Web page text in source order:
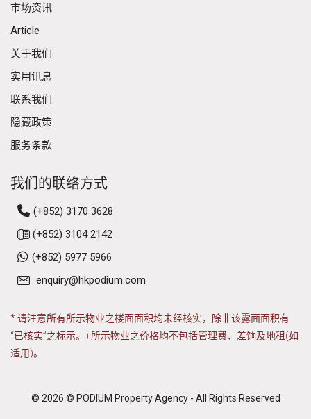
市场资讯
Article
关于我们
实用讯息
联系我们
隐藏政策
服务条款
我们的联络方式
(+852) 3170 3628
(+852) 3104 2142
(+852) 5977 5966
enquiry@hkpodium.com
* 请注意所有所示物业之楼面面积均未经核实，除非该露面面积有
“已核实”之标示。+所示物业之价格均不包括管理费、差饷及地租(如
适用)。
© 2026 © PODIUM Property Agency - All Rights Reserved